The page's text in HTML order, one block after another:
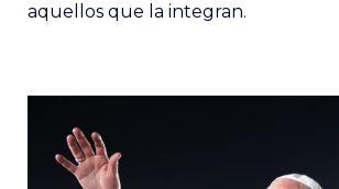
aquellos que la integran.